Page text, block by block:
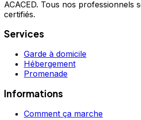
ACACED. Tous nos professionnels
certifiés.
Services
Garde à domicile
Hébergement
Promenade
Informations
Comment ça marche